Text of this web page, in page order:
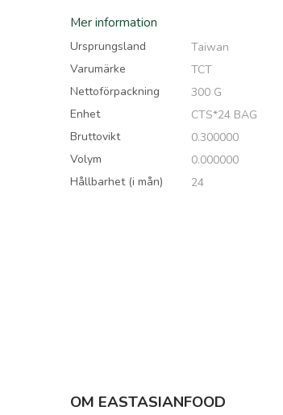
Mer information
Ursprungsland
Taiwan
Varumärke
TCT
Nettoförpackning
300 G
Enhet
CTS*24 BAG
Bruttovikt
0.300000
Volym
0.000000
Hållbarhet (i mån)
24
OM EASTASIANFOOD